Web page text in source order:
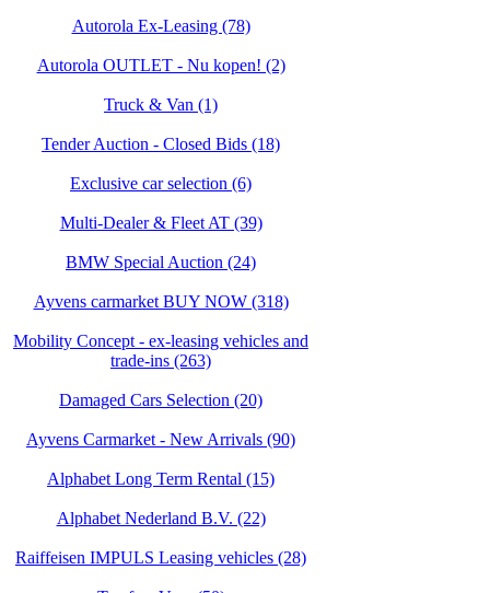
Autorola Ex-Leasing (78)
Autorola OUTLET - Nu kopen! (2)
Truck & Van (1)
Tender Auction - Closed Bids (18)
Exclusive car selection (6)
Multi-Dealer & Fleet AT (39)
BMW Special Auction (24)
Ayvens carmarket BUY NOW (318)
Mobility Concept - ex-leasing vehicles and
trade-ins (263)
Damaged Cars Selection (20)
Ayvens Carmarket - New Arrivals (90)
Alphabet Long Term Rental (15)
Alphabet Nederland B.V. (22)
Raiffeisen IMPULS Leasing vehicles (28)